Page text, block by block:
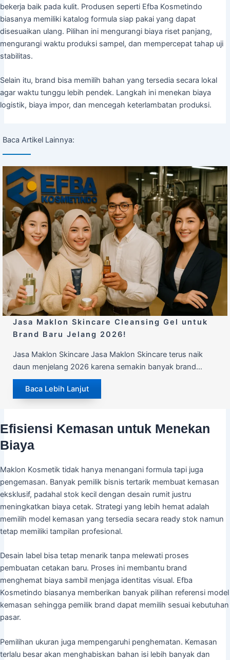
bekerja baik pada kulit. Produsen seperti Efba Kosmetindo
biasanya memiliki katalog formula siap pakai yang dapat
disesuaikan ulang. Pilihan ini mengurangi biaya riset panjang,
mengurangi waktu produksi sampel, dan mempercepat tahap uji
stabilitas.
Selain itu, brand bisa memilih bahan yang tersedia secara lokal
agar waktu tunggu lebih pendek. Langkah ini menekan biaya
logistik, biaya impor, dan mencegah keterlambatan produksi.
Baca Artikel Lainnya:
Jasa Maklon Skincare Cleansing Gel untuk
Brand Baru Jelang 2026!
Jasa Maklon Skincare Jasa Maklon Skincare terus naik
daun menjelang 2026 karena semakin banyak brand…
Baca Lebih Lanjut
Efisiensi Kemasan untuk Menekan
Biaya
Maklon Kosmetik tidak hanya menangani formula tapi juga
pengemasan. Banyak pemilik bisnis tertarik membuat kemasan
eksklusif, padahal stok kecil dengan desain rumit justru
meningkatkan biaya cetak. Strategi yang lebih hemat adalah
memilih model kemasan yang tersedia secara ready stok namun
tetap memiliki tampilan profesional.
Desain label bisa tetap menarik tanpa melewati proses
pembuatan cetakan baru. Proses ini membantu brand
menghemat biaya sambil menjaga identitas visual. Efba
Kosmetindo biasanya memberikan banyak pilihan referensi model
kemasan sehingga pemilik brand dapat memilih sesuai kebutuhan
pasar.
Pemilihan ukuran juga mempengaruhi penghematan. Kemasan
terlalu besar akan menghabiskan bahan isi lebih banyak dan